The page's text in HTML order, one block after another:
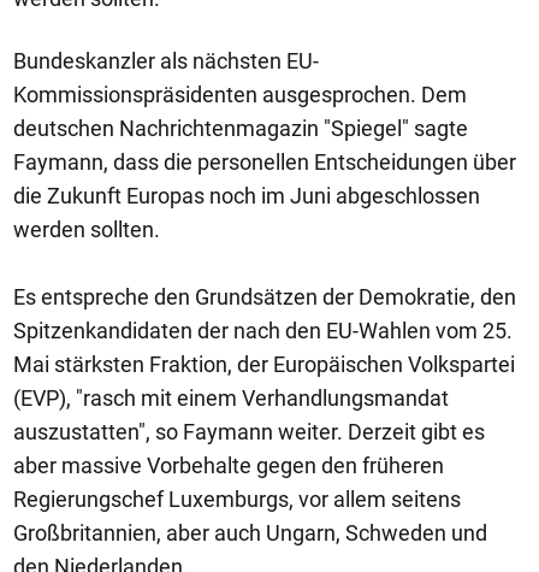
Bundeskanzler als nächsten EU-
Kommissionspräsidenten ausgesprochen. Dem
deutschen Nachrichtenmagazin "Spiegel" sagte
Faymann, dass die personellen Entscheidungen über
die Zukunft Europas noch im Juni abgeschlossen
werden sollten.
Es entspreche den Grundsätzen der Demokratie, den
Spitzenkandidaten der nach den EU-Wahlen vom 25.
Mai stärksten Fraktion, der Europäischen Volkspartei
(EVP), "rasch mit einem Verhandlungsmandat
auszustatten", so Faymann weiter. Derzeit gibt es
aber massive Vorbehalte gegen den früheren
Regierungschef Luxemburgs, vor allem seitens
Großbritannien, aber auch Ungarn, Schweden und
den Niederlanden.